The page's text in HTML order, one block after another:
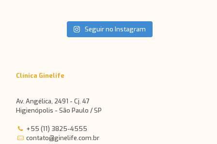
Seguir no Instagram
Clínica Ginelife
Av. Angélica, 2491 - Cj. 47
Higienópolis - São Paulo / SP
+55 (11) 3825-4555
contato@ginelife.com.br